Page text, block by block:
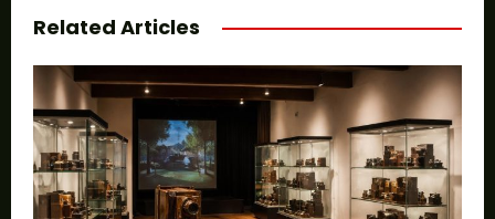
Related Articles